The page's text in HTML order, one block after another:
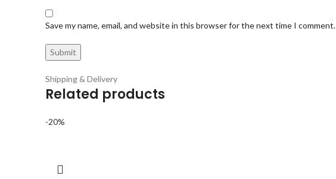
Save my name, email, and website in this browser for the next time I comment.
Shipping & Delivery
Related products
-20%